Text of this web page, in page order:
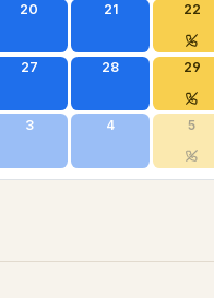
20 21 22
27 28 29
3 4 5